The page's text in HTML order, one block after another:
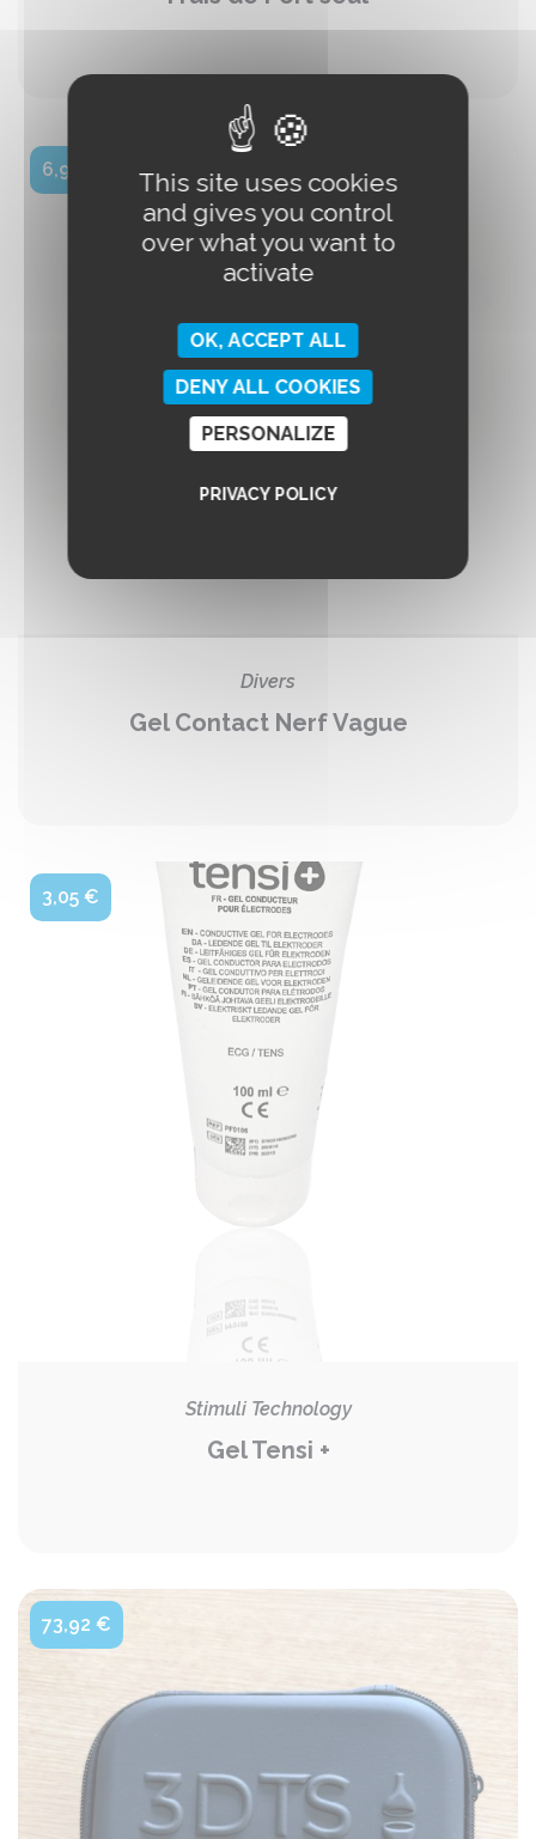
6,90 €
Divers
Gel Contact Nerf Vague
3,05 €
Stimuli Technology
Gel Tensi +
73,92 €
This site uses cookies
and gives you control
over what you want to
activate
OK, ACCEPT ALL
DENY ALL COOKIES
PERSONALIZE
PRIVACY POLICY